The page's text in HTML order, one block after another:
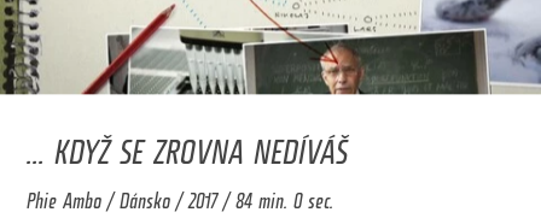
... KDYŽ SE ZROVNA NEDÍVÁŠ
Phie Ambo / Dánsko / 2017 / 84 min. 0 sec.